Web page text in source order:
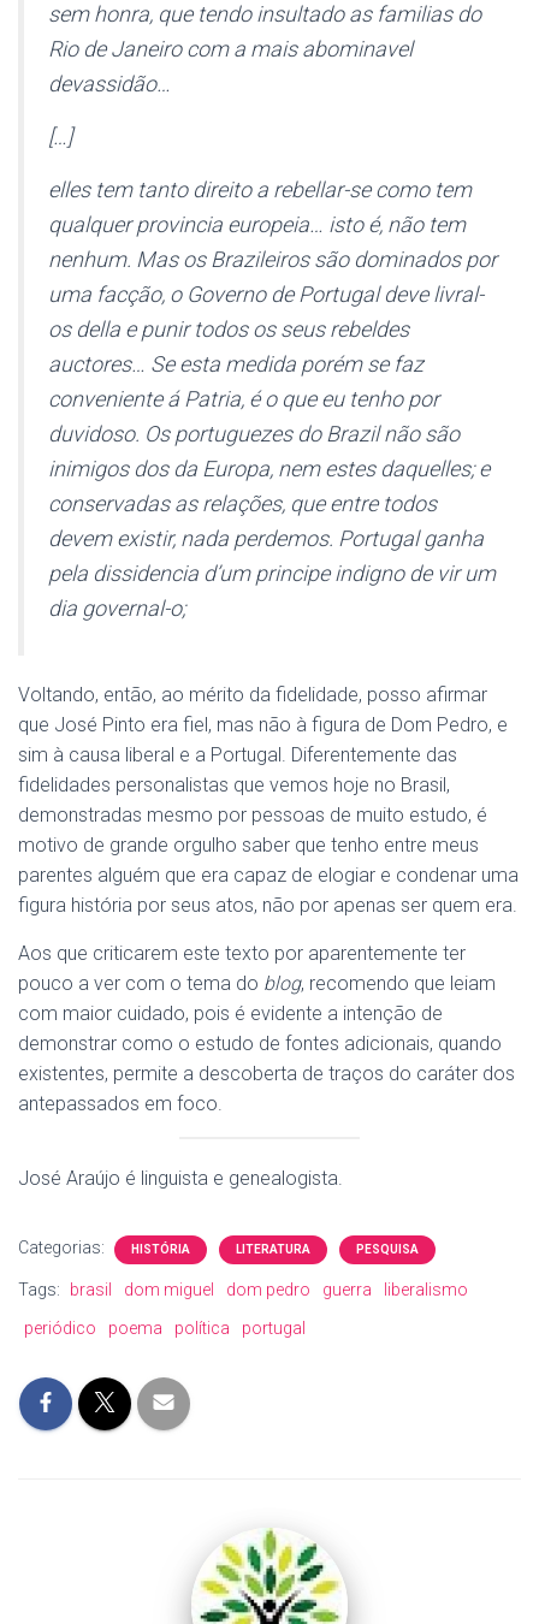
sem honra, que tendo insultado as familias do
Rio de Janeiro com a mais abominavel
devassidão…
[…]
elles tem tanto direito a rebellar-se como tem
qualquer provincia europeia… isto é, não tem
nenhum. Masos Brazileiros são dominados por
uma facção, o Governo de Portugal deve livral-
os della e punir todos os seus rebeldes
auctores… Se esta medida porém se faz
conveniente á Patria, é o que eu tenho por
duvidoso. Os portuguezes do Brazil não são
inimigos dos da Europa, nem estes daquelles; e
conservadas as relações, que entre todos
devem existir, nada perdemos. Portugal ganha
pela dissidencia d’um principe indigno de vir um
dia governal-o;
Voltando, então, ao mérito da fidelidade, posso afirmar
que José Pinto era fiel, mas não à figura de Dom Pedro, e
sim à causa liberal e a Portugal. Diferentemente das
fidelidades personalistas que vemos hoje no Brasil,
demonstradas mesmo por pessoas de muito estudo, é
motivo de grande orgulho saber que tenho entre meus
parentes alguém que era capaz de elogiar e condenar uma
figura história por seus atos, não por apenas ser quem era.
Aos que criticarem este texto por aparentemente ter
pouco a ver com o tema do blog, recomendo que leiam
com maior cuidado, pois é evidente a intenção de
demonstrar como o estudo de fontes adicionais, quando
existentes, permite a descoberta de traços do caráter dos
antepassados em foco.
José Araújo é linguista e genealogista.
Categorias: HISTÓRIA LITERATURA PESQUISA
Tags: brasil dom miguel dom pedro guerra
liberalismo
periódico
poema política portugal